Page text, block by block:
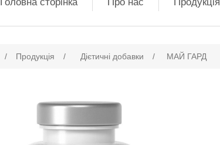
/ Продукція / Дієтичні добавки / МАЙ ГАРД